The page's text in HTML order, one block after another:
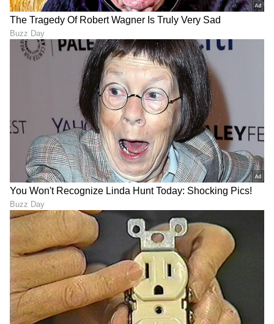
Image Credit :StockPhoto
ವ್ಯಾಯಾಮ
ಪ್ರತಿದಿನ ವ್ಯಾಯಾಮ ಮಾಡುವುದನ್ನು ರೂಢಿಸಿಕೊಳ್ಳಿ.
ವ್ಯಾಯಾಮವು ಕಿಡ್ನಿಗಳ ಆರೋಗ್ಯಕ್ಕೆ ಪ್ರಯೋಜನಕಾರಿ.
ಜೊತೆಗೆ, ಇದು ದೇಹದ ಒಟ್ಟಾರೆ ಆರೋಗ್ಯಕ್ಕೂ ತುಂಬಾ